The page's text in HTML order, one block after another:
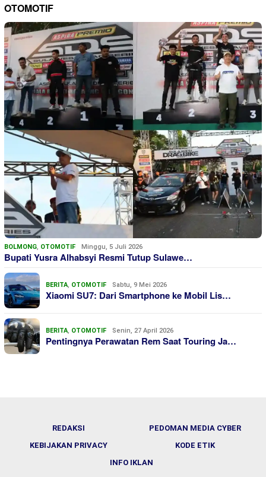
OTOMOTIF
BOLMONG, OTOMOTIF Minggu, 5 Juli 2026
Bupati Yusra Alhabsyi Resmi Tutup Sulawe…
BERITA, OTOMOTIF Sabtu, 9 Mei 2026
Xiaomi SU7: Dari Smartphone ke Mobil Lis…
BERITA, OTOMOTIF Senin, 27 April 2026
Pentingnya Perawatan Rem Saat Touring Ja…
REDAKSI
PEDOMAN MEDIA CYBER
KEBIJAKAN PRIVACY
KODE ETIK
INFO IKLAN